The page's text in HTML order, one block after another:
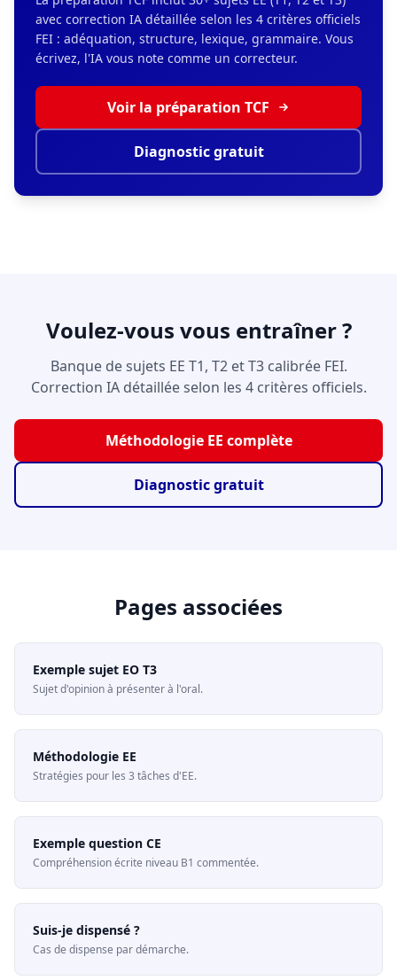
avec correction IA détaillée selon les 4 critères officiels
FEI : adéquation, structure, lexique, grammaire. Vous
écrivez, l'IA vous note comme un correcteur.
Voir la préparation TCF
Diagnostic gratuit
Voulez-vous vous entraîner ?
Banque de sujets EE T1, T2 et T3 calibrée FEI.
Correction IA détaillée selon les 4 critères officiels.
Méthodologie EE complète
Diagnostic gratuit
Pages associées
Exemple sujet EO T3
Sujet d'opinion à présenter à l'oral.
Méthodologie EE
Stratégies pour les 3 tâches d'EE.
Exemple question CE
Compréhension écrite niveau B1 commentée.
Suis-je dispensé ?
Cas de dispense par démarche.